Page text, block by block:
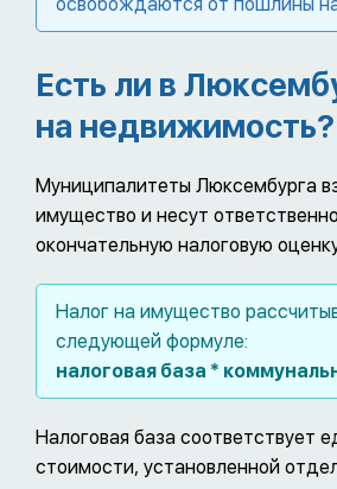
Есть ли в
на недвижимость?
Муниципалитеты Люксембурга
имущество и несут
окончательную налоговую
Налог на имущество
следующей формуле:
налоговая база *
Налоговая база соответствует
стоимости, установленной